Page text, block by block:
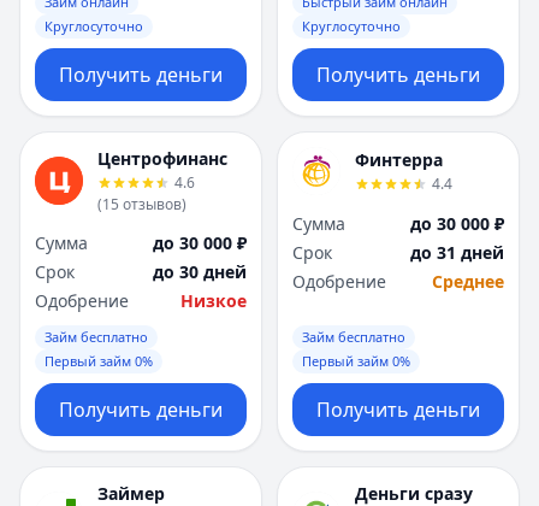
Круглосуточно
Получить деньги
Круглосуточно
Получить деньги
Центрофинанс
4.6
(15 отзывов)
Сумма
до 30 000 ₽
Срок
до 30 дней
Одобрение
Низкое
Займ бесплатно
Первый займ 0%
Получить деньги
Финтерра
4.4
Сумма
до 30 000 ₽
Срок
до 31 дней
Одобрение
Среднее
Займ бесплатно
Первый займ 0%
Получить деньги
Займер Деньги сразу